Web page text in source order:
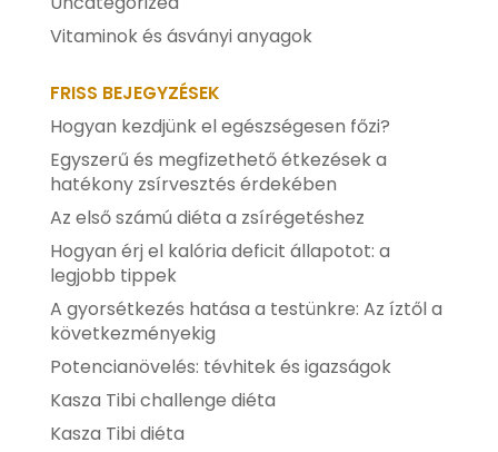
Vitaminok és ásványi anyagok
FRISS BEJEGYZÉSEK
Hogyan kezdjünk el egészségesen főzi?
Egyszerű és megfizethető étkezések a
hatékony zsírvesztés érdekében
Az első számú diéta a zsírégetéshez
Hogyan érj el kalória deficit állapotot: a
legjobb tippek
A gyorsétkezés hatása a testünkre: Az íztől a
következményekig
Potencianövelés: tévhitek és igazságok
Kasza Tibi challenge diéta
Kasza Tibi diéta